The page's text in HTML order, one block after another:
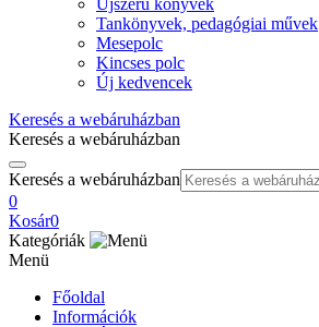
Újszerű könyvek
Tankönyvek, pedagógiai művek
Mesepolc
Kincses polc
Új kedvencek
Keresés a webáruházban
Keresés a webáruházban
Keresés a webáruházban
0
Kosár0
Kategóriák
Menü
Főoldal
Információk